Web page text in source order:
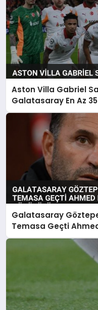
Aston Villa Gabriel
Galatasaray En Az
Galatasaray
Temasa Geçti
Görüşülüyor